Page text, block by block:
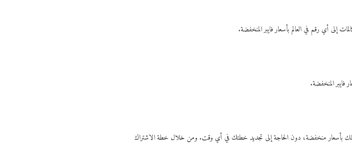
وذلك بأسعار منخفضة، دون الحاجة إلى تجديد خطتك في أي وقت. ومن خلال خطة الاشتراك